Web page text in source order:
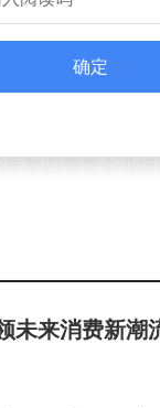
现明显缺货现
SSD）挤压生
第四季度企业
头部企业持续
确定
未来消费新潮